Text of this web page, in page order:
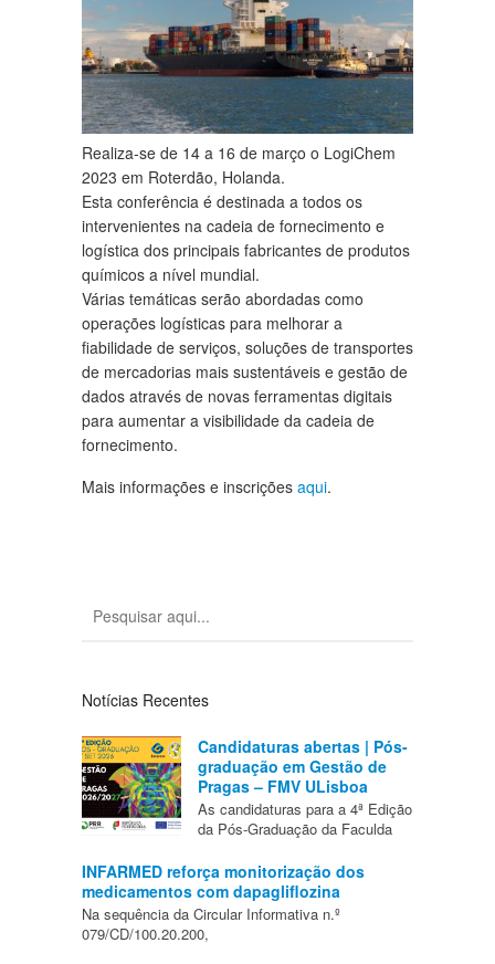
Realiza-se de 14 a 16 de março o LogiChem
2023 em Roterdão, Holanda.
Esta conferência é destinada a todos os
intervenientes na cadeia de fornecimento e
logística dos principais fabricantes de produtos
químicos a nível mundial.
Várias temáticas serão abordadas como
operações logísticas para melhorar a
fiabilidade de serviços, soluções de transportes
de mercadorias mais sustentáveis e gestão de
dados através de novas ferramentas digitais
para aumentar a visibilidade da cadeia de
fornecimento.
Mais informações e inscrições aqui.
Notícias Recentes
Candidaturas abertas | Pós-
graduação em Gestão de
Pragas – FMV ULisboa
As candidaturas para a 4ª Edição
da Pós-Graduação da Faculda
INFARMED reforça monitorização dos
medicamentos com dapagliflozina
Na sequência da Circular Informativa n.º
079/CD/100.20.200,